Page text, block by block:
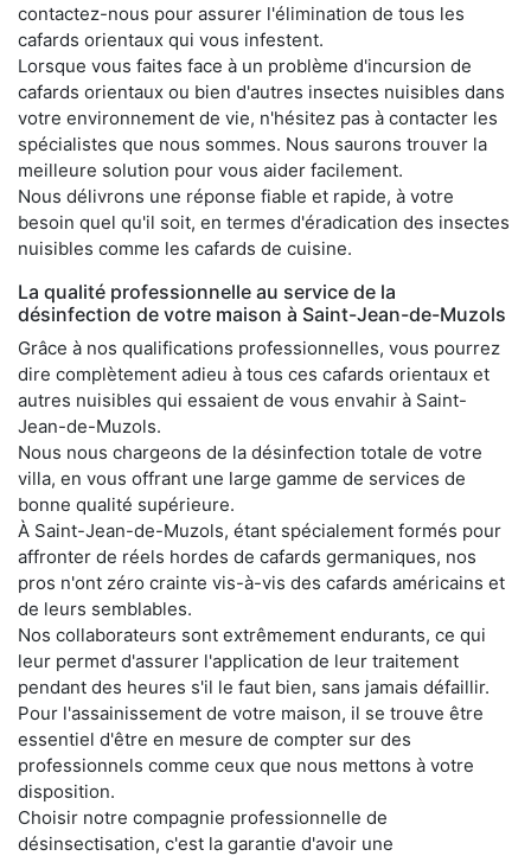
contactez-nous pour assurer l'élimination de tous les
cafards orientaux qui vous infestent.
Lorsque vous faites face à un problème d'incursion de
cafards orientaux ou bien d'autres insectes nuisibles dans
votre environnement de vie, n'hésitez pas à contacter les
spécialistes que nous sommes. Nous saurons trouver la
meilleure solution pour vous aider facilement.
Nous délivrons une réponse fiable et rapide, à votre
besoin quel qu'il soit, en termes d'éradication des insectes
nuisibles comme les cafards de cuisine.
La qualité professionnelle au service de la
désinfection de votre maison à Saint-Jean-de-Muzols
Grâce à nos qualifications professionnelles, vous pourrez
dire complètement adieu à tous ces cafards orientaux et
autres nuisibles qui essaient de vous envahir à Saint-
Jean-de-Muzols.
Nous nous chargeons de la désinfection totale de votre
villa, en vous offrant une large gamme de services de
bonne qualité supérieure.
À Saint-Jean-de-Muzols, étant spécialement formés pour
affronter de réels hordes de cafards germaniques, nos
pros n'ont zéro crainte vis-à-vis des cafards américains et
de leurs semblables.
Nos collaborateurs sont extrêmement endurants, ce qui
leur permet d'assurer l'application de leur traitement
pendant des heures s'il le faut bien, sans jamais défaillir.
Pour l'assainissement de votre maison, il se trouve être
essentiel d'être en mesure de compter sur des
professionnels comme ceux que nous mettons à votre
disposition.
Choisir notre compagnie professionnelle de
désinsectisation, c'est la garantie d'avoir une